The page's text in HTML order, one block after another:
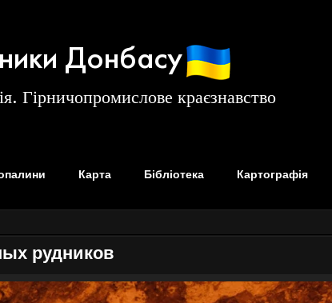
Донбасу
Гірничопромислове краєзнавство
Карта Бібліотека Картографія
рудников